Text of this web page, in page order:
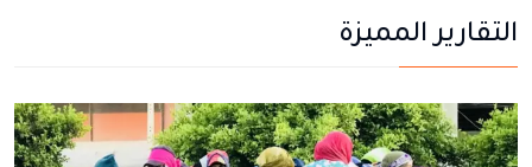
التقارير المميزة